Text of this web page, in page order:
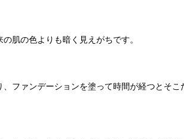
肌の色よりも暗く見えがちです。
ファンデーションを塗って時間が経つとそ